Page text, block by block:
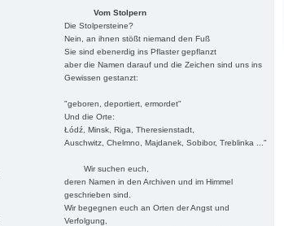
Vom Stolpern
Die Stolpersteine?
Nein, an ihnen stößt niemand den Fuß
Sie sind ebenerdig ins Pflaster gepflanzt
aber die Namen darauf und die Zeichen sind uns ins
Gewissen gestanzt:
"geboren, deportiert, ermordet"
Und die Orte:
Łódź, Minsk, Riga, Theresienstadt,
Auschwitz, Chelmno, Majdanek, Sobibor, Treblinka ..."
Wir suchen euch,
deren Namen in den Archiven und im Himmel
geschrieben sind.
Wir begegnen euch an Orten der Angst und
Verfolgung,